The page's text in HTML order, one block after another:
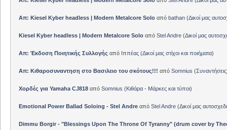
Απ: Kiesel Kyber headless | Modern Metalcore Solo από bathan(Δικοί μας
Kiesel Kyber headless | Modern Metalcore Solo από Stel Andre(Δικοί μας
Απ: Έκδοση Ποιητικής Συλλογής από Ιππέας(Δικοί μας στίχοι και ποιήματα)
Απ: Κιθαροσυναντηση στο Βασιλειο του σκότους!!! από Somnius (Συναντήσεις
Χορδές για Yamaha CJ818από Somnius (Κιθάρα - Μάρκες και τύποι)
Emotional Power Ballad Soloing - Stel Andreαπό Stel Andre(Δικοί μας
Dimmu Borgir - "Blessings Upon The Throne Of Tyranny" (drum cover by